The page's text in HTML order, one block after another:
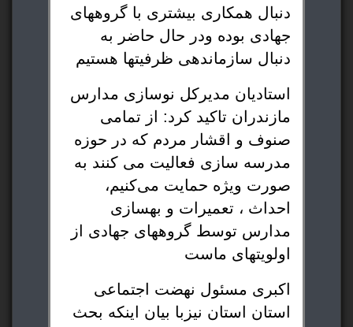
دنبال همکاری بیشتری با گروههای
جهادی بوده ودر حال حاضر به
دنبال سازماندهی ظرفیتها هستیم
استادیان مدیرکل نوسازی مدارس
مازندران تاکید کرد: از تمامی
صنوف و اقشار مردم که در حوزه
مدرسه سازی فعالیت می کنند به
صورت ویژه حمایت می‌کنیم،
احداث ، تعمیرات و بهسازی
مدارس توسط گروههای جهادی از
اولویتهای ماست
اکبری مسئول نهضت اجتماعی
استان استان نیزبا بیان اینکه بحث